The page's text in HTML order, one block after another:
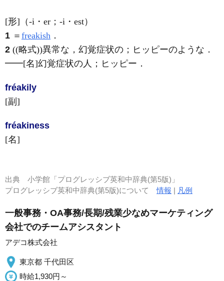
[形] （-i・er；-i・est）
1 ＝ freakish ．
2 ((略式))異常な，幻覚症状の；ヒッピーのような ．
━━[名]幻覚症状の人；ヒッピー ．
fréakily
[副]
fréakiness
[名]
出典 小学館「プログレッシブ英和中辞典(第5版)」
プログレッシブ英和中辞典(第5版)について情報 | 凡例
一般事務・OA事務/長期/残業少なめマーケティング
会社でのチームアシスタント
アデコ株式会社
東京都 千代田区
時給1,930円～